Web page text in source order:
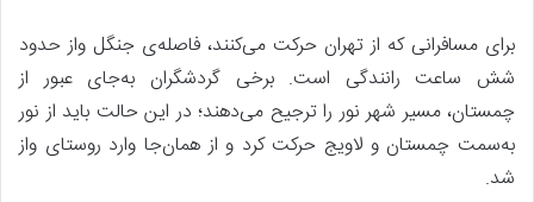
برای مسافرانی که از تهران حرکت می‌کنند، فاصله‌ی جنگل واز حدود
شش ساعت رانندگی است. برخی گردشگران به‌جای عبور از
چمستان، مسیر شهر نور را ترجیح می‌دهند؛ در این حالت باید از نور
به‌سمت چمستان و لاویج حرکت کرد و از همان‌جا وارد روستای واز
شد.